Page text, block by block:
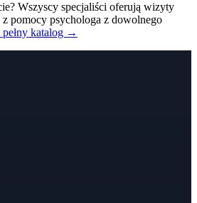
Wszyscy specjaliści oferują wizyty
pomocy psychologa z dowolnego
pełny katalog →